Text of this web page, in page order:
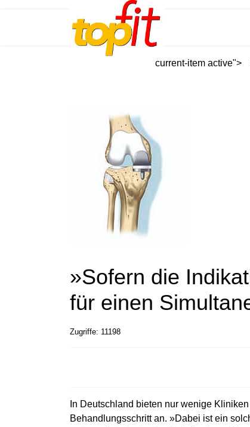
current-item active">
»Sofern die
für einen
Zugriffe: 11198
In Deutschland bieten nur wenige
Behandlungsschritt an. »Dabei ist ein